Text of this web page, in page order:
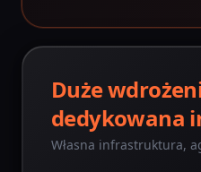
Duże
dedykowana
Własna infrastruktura,